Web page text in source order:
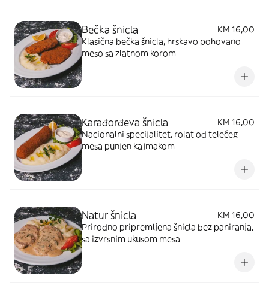
Bečka šnicla
KM 16,00
Klasična bečka šnicla, hrskavo pohovano
meso sa zlatnom korom
Karađorđeva šnicla
KM 16,00
Nacionalni specijalitet, rolat od telećeg
mesa punjen kajmakom
Natur šnicla
KM 16,00
Prirodno pripremljena šnicla bez paniranja,
sa izvrsnim ukusom mesa